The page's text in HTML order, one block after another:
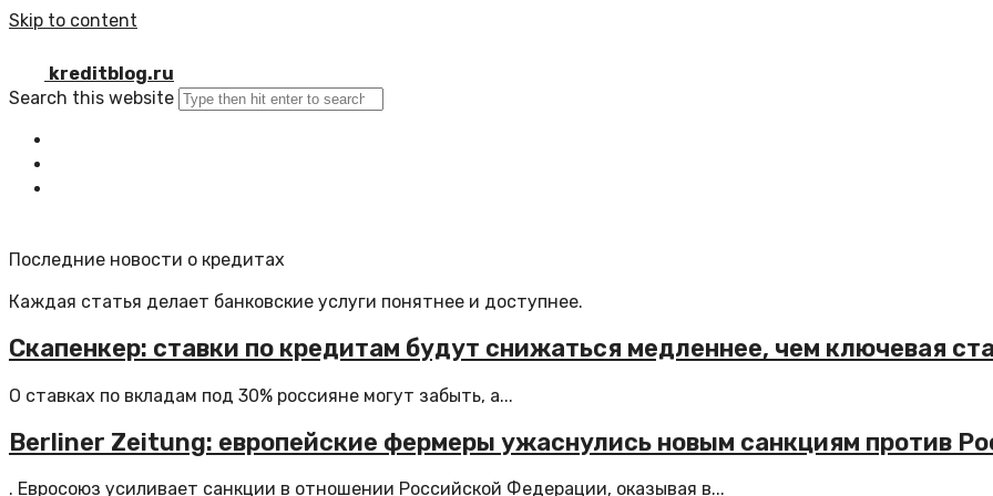
Skip to content
kreditblog.ru
Search this website
Последние новости о кредитах
Каждая статья делает банковские услуги понятнее и доступнее.
Скапенкер: ставки по кредитам будут снижаться медленнее, чем ключевая
О ставках по вкладам под 30% россияне могут забыть, а...
Berliner Zeitung: европейские фермеры ужаснулись новым санкциям против
. Евросоюз усиливает санкции в отношении Российской Федерации, оказывая в...